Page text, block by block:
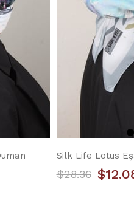
Silk Life Lotus
$28.36